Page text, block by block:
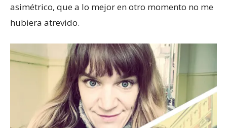
asimétrico, que a lo mejor en otro momento no me
hubiera atrevido.